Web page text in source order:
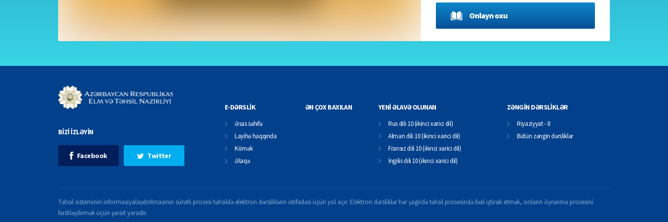
Onlayn oxu
BİZİ İZLƏYİN
Facebook Twitter
E-DƏRSLİK
Əsas səhifə
Layihə haqqında
Kömək
Əlaqə
ƏN ÇOX BAXILAN YENİ ƏLAVƏ OLUNAN
Rus dili 10 (ikinci xarici dil)
Alman dili 10 (ikinci xarici dil)
Fransız dili 10 (ikinci xarici dil)
İngilis dili 10 (ikinci xarici dil)
ZƏNGİN DƏRSLİKLƏR
Riyaziyyat - 8
Bütün zəngin dərsliklər
Təhsil sisteminin informasiyalaşdırılmasının sürətli prosesi təhsildə elektron dərsliklərin istifadəsi üçün yol açır. Elektron dərsliklər hər şagirdə təhsil prosesində fəal iştirak etmək, onların öyrənmə prosesini
fərdiləşdirmək üçün şərait yaradır.